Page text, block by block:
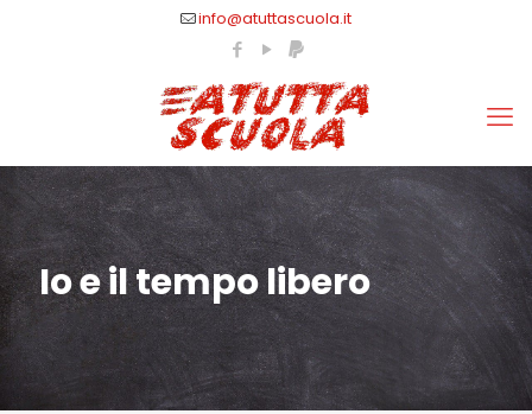
info@atuttascuola.it
Io e il tempo libero